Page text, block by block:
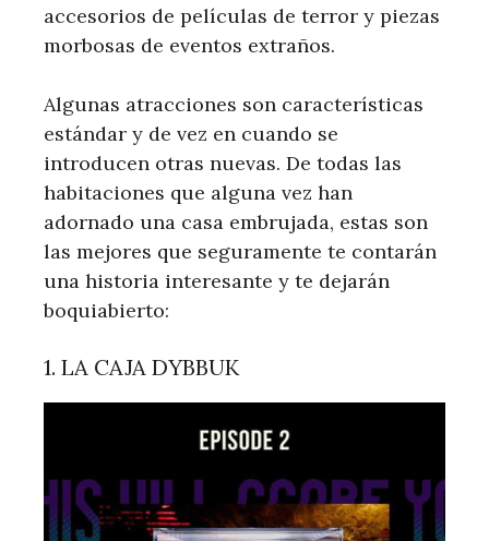
accesorios de películas de terror y piezas
morbosas de eventos extraños.
Algunas atracciones son características
estándar y de vez en cuando se
introducen otras nuevas. De todas las
habitaciones que alguna vez han
adornado una casa embrujada, estas son
las mejores que seguramente te contarán
una historia interesante y te dejarán
boquiabierto:
1. LA CAJA DYBBUK